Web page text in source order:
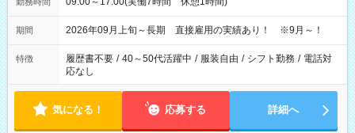
期間 2026年09月上旬～長期 直接雇用の実績あり！ ※9月～！
特徴 履歴書不要 / 40～50代活躍中 / 服装自由 / シフト勤務 / 電話対
応なし
気になる！ 応募する 詳細へ